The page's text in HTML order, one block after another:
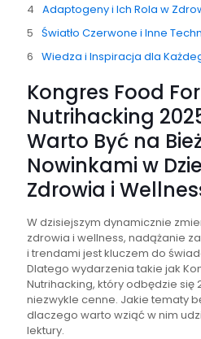
Adaptogeny i Ich Rola w
Światło Czerwone i Inne
Wiedza i Inspiracja dla
Kongres Food
Nutrihacking
Warto Być na
Nowinkami w
Zdrowia i
W dzisiejszym dynamicznie
zdrowia i wellness, nadążanie
i trendami jest kluczem do
Dlatego wydarzenia takie jak
Nutrihacking, który odbędzie się
niezwykle cenne. Jakie tematy
dlaczego warto wziąć w nim
lektury.